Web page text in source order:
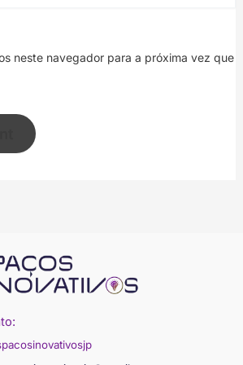
neste navegador para a próxima vez que